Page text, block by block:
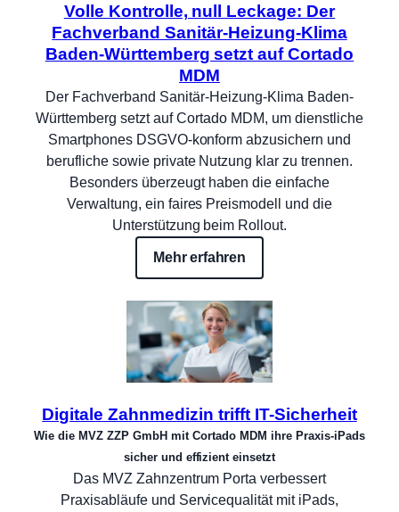
Volle Kontrolle, null Leckage: Der
Fachverband Sanitär-Heizung-Klima
Baden-Württemberg setzt auf Cortado
MDM
Der Fachverband Sanitär-Heizung-Klima Baden-
Württemberg setzt auf Cortado MDM, um dienstliche
Smartphones DSGVO-konform abzusichern und
berufliche sowie private Nutzung klar zu trennen.
Besonders überzeugt haben die einfache
Verwaltung, ein faires Preismodell und die
Unterstützung beim Rollout.
Mehr erfahren
Digitale Zahnmedizin trifft IT-Sicherheit
Wie die MVZ ZZP GmbH mit Cortado MDM ihre Praxis-iPads
sicher und effizient einsetzt
Das MVZ Zahnzentrum Porta verbessert
Praxisabläufe und Servicequalität mit iPads,